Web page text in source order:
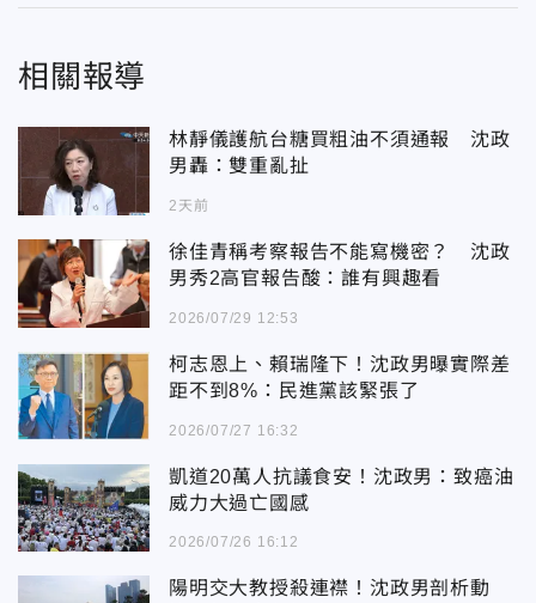
相關報導
林靜儀護航台糖買粗油不須通報 沈政
男轟：雙重亂扯
2天前
徐佳青稱考察報告不能寫機密？ 沈政
男秀2高官報告酸：誰有興趣看
2026/07/29 12:53
柯志恩上、賴瑞隆下！沈政男曝實際差
距不到8%：民進黨該緊張了
2026/07/27 16:32
凱道20萬人抗議食安！沈政男：致癌油
威力大過亡國感
2026/07/26 16:12
陽明交大教授殺連襟！沈政男剖析動